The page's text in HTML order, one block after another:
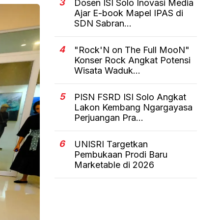
3
Dosen ISI Solo Inovasi Media
Ajar E-book Mapel IPAS di
SDN Sabran...
4
"Rock'N on The Full MooN"
Konser Rock Angkat Potensi
Wisata Waduk...
5
PISN FSRD ISI Solo Angkat
Lakon Kembang Ngargayasa
Perjuangan Pra...
6
UNISRI Targetkan
Pembukaan Prodi Baru
Marketable di 2026